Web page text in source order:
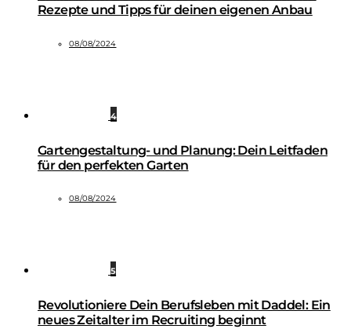
Rezepte und Tipps für deinen eigenen Anbau
08/08/2024
4
Gartengestaltung- und Planung: Dein Leitfaden
für den perfekten Garten
08/08/2024
5
Revolutioniere Dein Berufsleben mit Daddel: Ein
neues Zeitalter im Recruiting beginnt